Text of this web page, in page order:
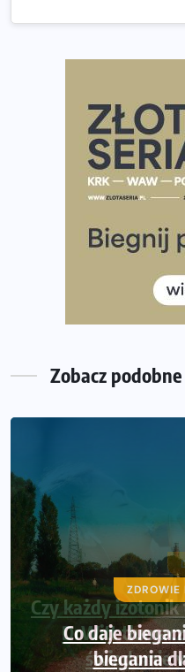
wybiera wyzwanie trzech
Praska 5k Run
Największy Bieg
Ponad 12 tysięcy
Tętno vs tempo – czym
Co ma dużo białka?
Rozbiegany Olsztyn
Już w tę sobotę 35. Bieg
Wystartuje rekordowa
Zobacz podobne
Czy każdy
DrWitt
świadomie